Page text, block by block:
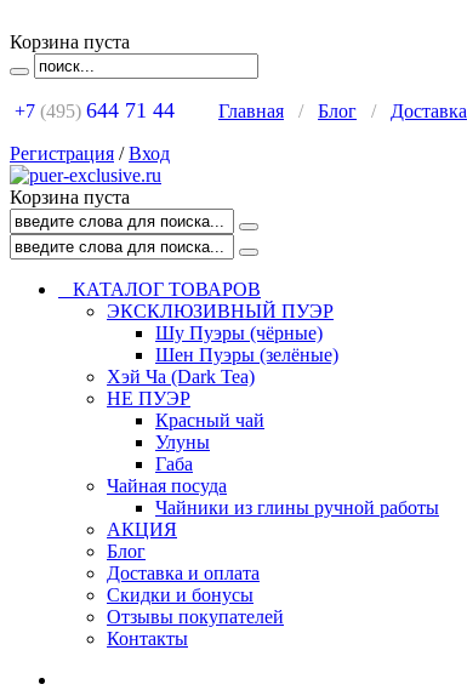
Корзина пуста
+7 (495) 644 71 44 Главная / Блог / Доставка
Регистрация /Вход
Корзина пуста
КАТАЛОГ ТОВАРОВ
ЭКСКЛЮЗИВНЫЙ ПУЭР
Шу Пуэры (чёрные)
Шен Пуэры (зелёные)
Хэй Ча (Dark Tea)
НЕ ПУЭР
Красный чай
Улуны
Габа
Чайная посуда
Чайники из глины ручной работы
АКЦИЯ
Блог
Доставка и оплата
Скидки и бонусы
Отзывы покупателей
Контакты